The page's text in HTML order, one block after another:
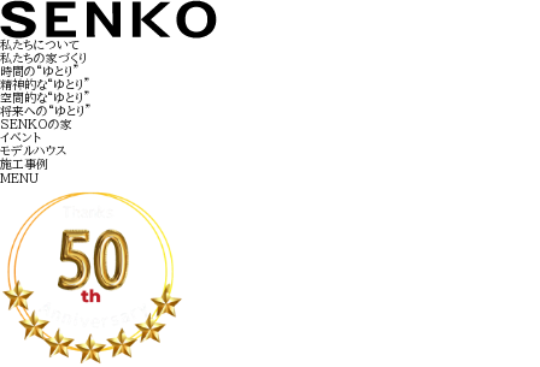
私たちについて
私たちの家づくり
時間の“ゆとり”
精神的な“ゆとり”
空間的な“ゆとり”
将来への“ゆとり”
SENKOの家
イベント
モデルハウス
施工事例
MENU